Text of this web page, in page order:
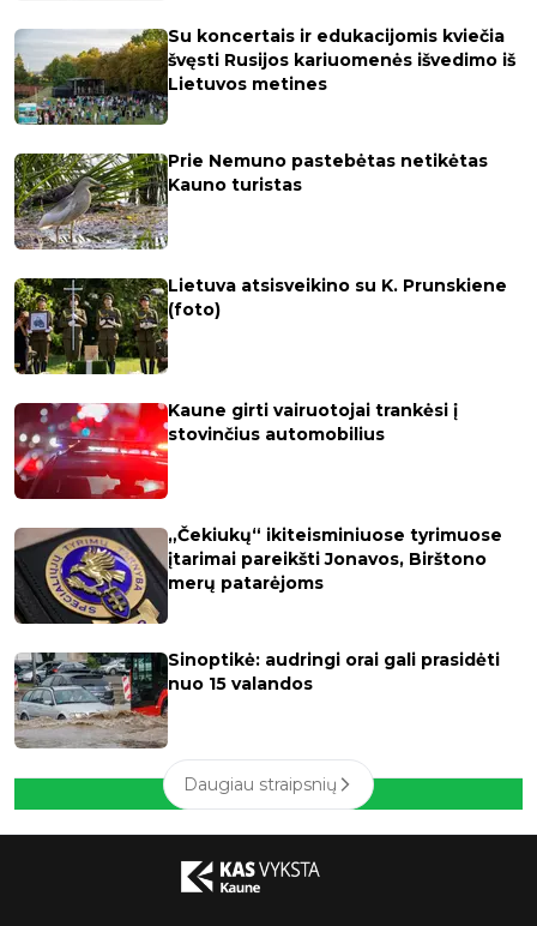
Su koncertais ir edukacijomis kviečia
švęsti Rusijos kariuomenės išvedimo iš
Lietuvos metines
Prie Nemuno pastebėtas netikėtas
Kauno turistas
Lietuva atsisveikino su K. Prunskiene
(foto)
Kaune girti vairuotojai trankėsi į
stovinčius automobilius
„Čekiukų“ ikiteisminiuose tyrimuose
įtarimai pareikšti Jonavos, Birštono
merų patarėjoms
Sinoptikė: audringi orai gali prasidėti
nuo 15 valandos
Daugiau straipsnių